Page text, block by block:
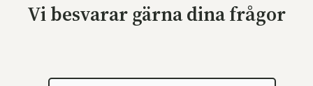
Vi besvarar gärna dina frågor